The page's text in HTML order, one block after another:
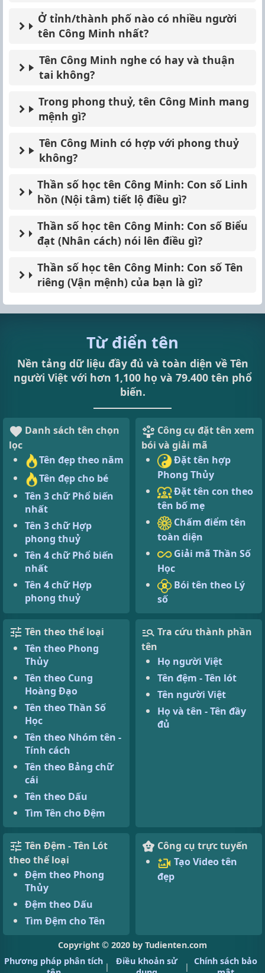
Ở tỉnh/thành phố nào có nhiều người
tên Công Minh nhất?
Tên Công Minh nghe có hay và thuận
tai không?
Trong phong thuỷ, tên Công Minh mang
mệnh gì?
Tên Công Minh có hợp với phong thuỷ
không?
Thần số học tên Công Minh: Con số Linh
hồn (Nội tâm) tiết lộ điều gì?
Thần số học tên Công Minh: Con số Biểu
đạt (Nhân cách) nói lên điều gì?
Thần số học tên Công Minh: Con số Tên
riêng (Vận mệnh) của bạn là gì?
Từ điển tên
Nền tảng dữ liệu đầy đủ và toàn diện về Tên
người Việt với hơn 1,100 họ và 79.400 tên phổ
biến.
Danh sách tên chọn
lọc
Tên đẹp theo năm
Tên đẹp cho bé
Tên 3 chữ Phổ biến
nhất
Tên 3 chữ Hợp
phong thuỷ
Tên 4 chữ Phổ biến
nhất
Tên 4 chữ Hợp
phong thuỷ
Công cụ đặt tên xem
bói và giải mã
Đặt tên hợp
Phong Thủy
Đặt tên con theo
tên bố mẹ
Chấm điểm tên
toàn diện
Giải mã Thần Số
Học
Bói tên theo Lý
số
Tên theo thể loại
Tên theo Phong
Thủy
Tên theo Cung
Hoàng Đạo
Tên theo Thần Số
Học
Tên theo Nhóm tên -
Tính cách
Tên theo Bảng chữ
cái
Tên theo Dấu
Tìm Tên cho Đệm
Tra cứu thành phần
tên
Họ người Việt
Tên đệm - Tên lót
Tên người Việt
Họ và tên - Tên đầy
đủ
Tên Đệm - Tên Lót
theo thể loại
Đệm theo Phong
Thủy
Đệm theo Dấu
Tìm Đệm cho Tên
Công cụ trực tuyến
Tạo Video tên
đẹp
Copyright © 2020 by Tudienten.com
Phương pháp phân tích |
Điều khoản sử
| Chính sách bảo